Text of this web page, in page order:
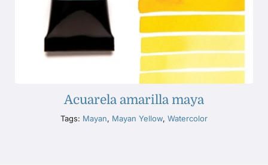
Acuarela amarilla maya
Tags: Mayan, Mayan Yellow, Watercolor